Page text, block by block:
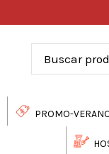
PROMO-